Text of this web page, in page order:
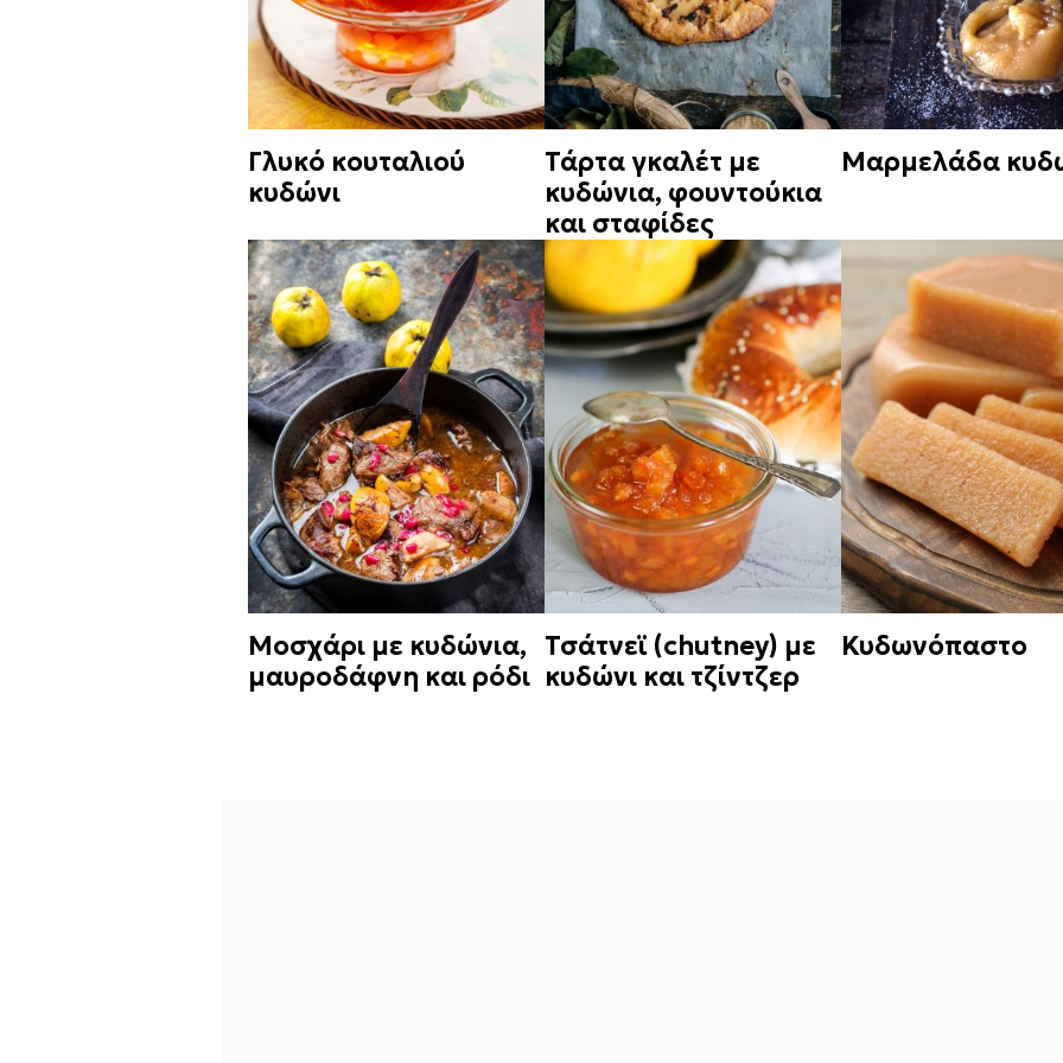
Γλυκό κουταλιού
κυδώνι
Τάρτα γκαλέτ με
κυδώνια, φουντούκια
και σταφίδες
Μαρμελάδα
Μοσχάρι με κυδώνια,
μαυροδάφνη και ρόδι
Τσάτνεϊ (chutney) με
κυδώνι και τζίντζερ
Κυδωνόπαστο